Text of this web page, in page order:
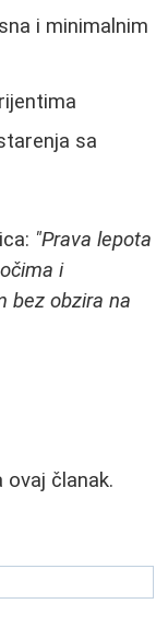
i minimalnim
sa
"Prava lepota
i
bez obzira na
članak.